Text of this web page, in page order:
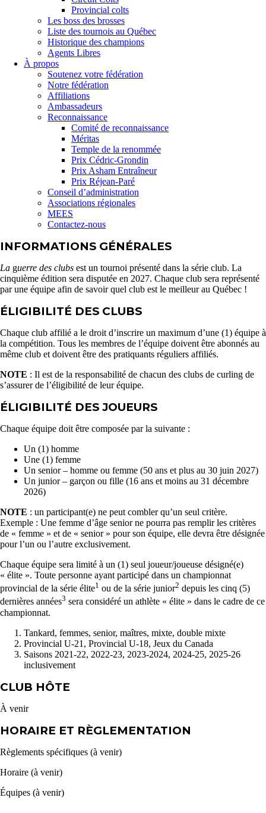
Provincial colts
Les boss des brosses
Liste des tournois au Québec
Historique des champions
Agents Libres
À propos
Soutenez votre fédération
Notre fédération
Affiliations
Ambassadeurs
Reconnaissance
Comité de reconnaissance
Méritas
Temple de la renommée
Prix Cédric-Grondin
Prix Asham Entraîneur
Prix Réjean-Paré
Conseil d’administration
Associations régionales
MEES
Contactez-nous
INFORMATIONS GÉNÉRALES
La guerre des clubs est un tournoi présenté dans la série club. La
cinquième édition sera disputée en 2027. Chaque club sera représenté
par une équipe afin de savoir quel club est le meilleur au Québec !
ÉLIGIBILITÉ DES CLUBS
Chaque club affilié a le droit d’inscrire un maximum d’une (1) équipe à
la compétition. Tous les membres de l’équipe doivent être abonnés au
même club et doivent être des pratiquants réguliers affiliés.
NOTE : Il est de la responsabilité de chacun des clubs de curling de
s’assurer de l’éligibilité de leur équipe.
ÉLIGIBILITÉ DES JOUEURS
Chaque équipe doit être composée par la suivante :
Un (1) homme
Une (1) femme
Un senior – homme ou femme (50 ans et plus au 30 juin 2027)
Un junior – garçon ou fille (16 ans et moins au 31 décembre
2026)
NOTE : un participant(e) ne peut combler qu’un seul critère.
Exemple : Une femme d’âge senior ne pourra pas remplir les critères
de « femme » et de « senior » pour son équipe, elle devra être désignée
pour l’un ou l’autre exclusivement.
Chaque équipe sera limité à un (1) seul joueur/joueuse désigné(e)
« élite ». Toute personne ayant participé dans un championnat
provincial de la série élite1 ou de la série junior2 depuis les cinq (5)
dernières années3 sera considéré un athlète « élite » dans le cadre de ce
championnat.
Tankard, femmes, senior, maîtres, mixte, double mixte
Provincial U-21, Provincial U-18, Jeux du Canada
Saisons 2021-22, 2022-23, 2023-2024, 2024-25, 2025-26
inclusivement
CLUB HÔTE
À venir
HORAIRE ET RÈGLEMENTATION
Règlements spécifiques (à venir)
Horaire (à venir)
Équipes (à venir)